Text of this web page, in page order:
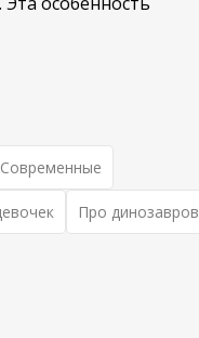
Современные
Про динозавров